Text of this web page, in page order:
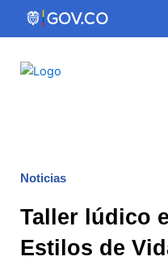
Noticias
Taller lúdico
Estilos de